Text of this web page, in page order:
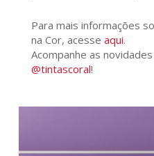
Para mais informações
na Cor, acesse aqui.
Acompanhe as
@tintascoral!